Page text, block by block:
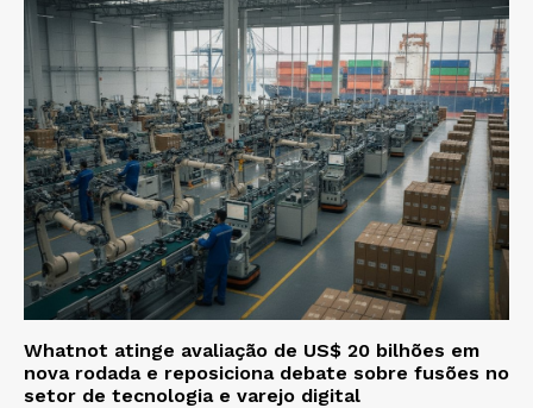
Whatnot atinge avaliação de US$ 20 bilhões em
nova rodada e reposiciona debate sobre fusões no
setor de tecnologia e varejo digital